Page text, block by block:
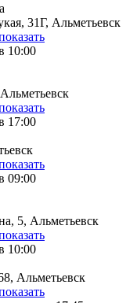
31Г, Альметьевск
10:00
17:00
09:00
5, Альметьевск
10:00
Альметьевск